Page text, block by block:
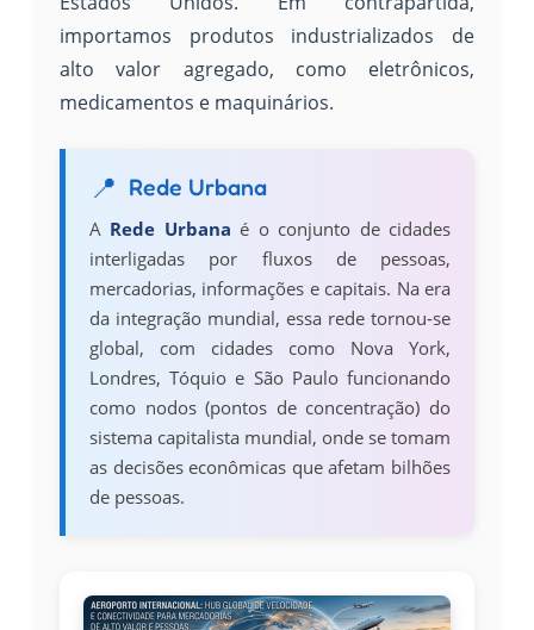
importamos produtos industrializados de
alto valor agregado, como eletrônicos,
medicamentos e maquinários.
Rede Urbana
A Rede Urbana é o conjunto de cidades
interligadas por fluxos de pessoas,
mercadorias, informações e capitais. Na era
da integração mundial, essa rede tornou-se
global, com cidades como Nova York,
Londres, Tóquio e São Paulo funcionando
como nodos (pontos de concentração) do
sistema capitalista mundial, onde se tomam
as decisões econômicas que afetam bilhões
de pessoas.